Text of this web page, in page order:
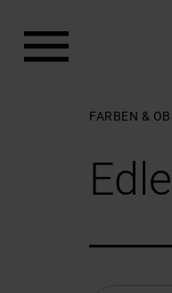
FARBEN &